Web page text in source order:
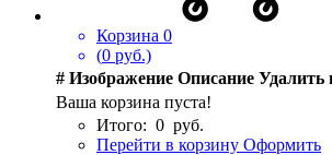
Корзина 0
(0 руб.)
# Изображение Описание Удалить
Ваша корзина пуста!
Итого: 0 руб.
Перейти в корзину Оформить